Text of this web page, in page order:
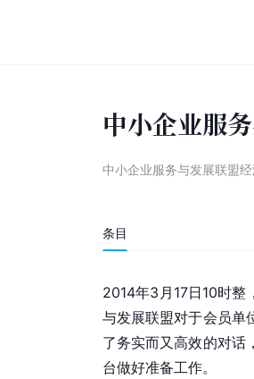
中小企业服
中小企业服务与发展联盟
条目
2014年3月17日10时整
与发展联盟对于会员单
了务实而又高效的对话
台做好准备工作。